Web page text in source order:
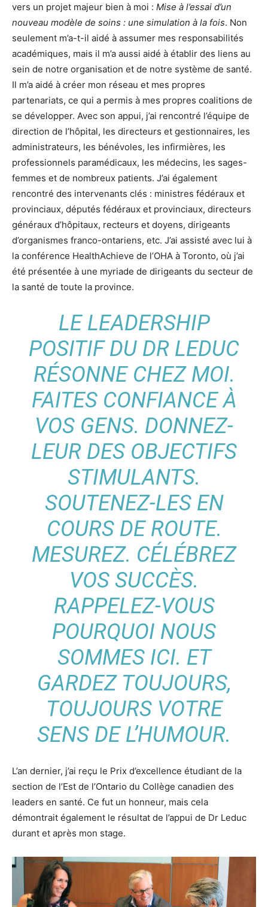
vers un projet majeur bien à moi : Mise à l’essai d’un
nouveau modèle de soins : une simulation à la fois. Non
seulement m’a-t-il aidé à assumer mes responsabilités
académiques, mais il m’a aussi aidé à établir des liens au
sein de notre organisation et de notre système de santé.
Il m’a aidé à créer mon réseau et mes propres
partenariats, ce qui a permis à mes propres coalitions de
se développer. Avec son appui, j’ai rencontré l’équipe de
direction de l’hôpital, les directeurs et gestionnaires, les
administrateurs, les bénévoles, les infirmières, les
professionnels paramédicaux, les médecins, les sages-
femmes et de nombreux patients. J’ai également
rencontré des intervenants clés : ministres fédéraux et
provinciaux, députés fédéraux et provinciaux, directeurs
généraux d’hôpitaux, recteurs et doyens, dirigeants
d’organismes franco-ontariens, etc. J’ai assisté avec lui à
la conférence HealthAchieve de l’OHA à Toronto, où j’ai
été présentée à une myriade de dirigeants du secteur de
la santé de toute la province.
LE LEADERSHIP
POSITIF DU DR LEDUC
RÉSONNE CHEZ MOI.
FAITES CONFIANCE À
VOS GENS. DONNEZ-
LEUR DES OBJECTIFS
STIMULANTS.
SOUTENEZ-LES EN
COURS DE ROUTE.
MESUREZ. CÉLÉBREZ
VOS SUCCÈS.
RAPPELEZ-VOUS
POURQUOI NOUS
SOMMES ICI. ET
GARDEZ TOUJOURS,
TOUJOURS VOTRE
SENS DE L’HUMOUR.
L’an dernier, j’ai reçu le Prix d’excellence étudiant de la
section de l’Est de l’Ontario du Collège canadien des
leaders en santé. Ce fut un honneur, mais cela
démontrait également le résultat de l’appui de Dr Leduc
durant et après mon stage.